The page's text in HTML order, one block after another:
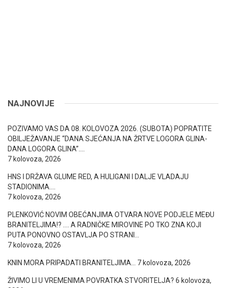
NAJNOVIJE
POZIVAMO VAS DA 08. KOLOVOZA 2026. (SUBOTA) POPRATITE
OBILJEŽAVANJE “DANA SJEĆANJA NA ŽRTVE LOGORA GLINA-
DANA LOGORA GLINA”….
7 kolovoza, 2026
HNS I DRŽAVA GLUME RED, A HULIGANI I DALJE VLADAJU
STADIONIMA….
7 kolovoza, 2026
PLENKOVIĆ NOVIM OBEĆANJIMA OTVARA NOVE PODJELE MEĐU
BRANITELJIMA!? …. A RADNIČKE MIROVINE PO TKO ZNA KOJI
PUTA PONOVNO OSTAVLJA PO STRANI…
7 kolovoza, 2026
KNIN MORA PRIPADATI BRANITELJIMA… 7 kolovoza, 2026
ŽIVIMO LI U VREMENIMA POVRATKA STVORITELJA? 6 kolovoza,